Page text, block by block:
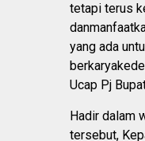
tetapi terus
yang ada
Ucap Pj
Hadir dalam
tersebut,